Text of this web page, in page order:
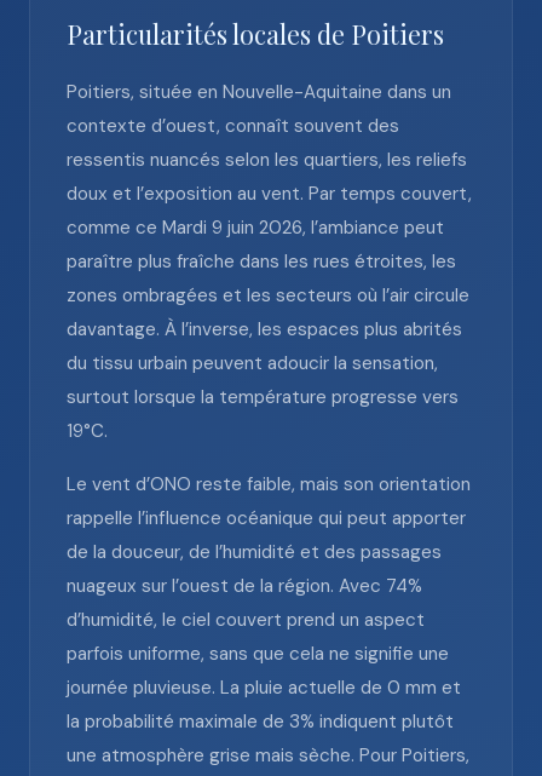
Particularités locales de Poitiers
Poitiers, située en Nouvelle-Aquitaine dans un
contexte d’ouest, connaît souvent des
ressentis nuancés selon les quartiers, les reliefs
doux et l’exposition au vent. Par temps couvert,
comme ce Mardi 9 juin 2026, l’ambiance peut
paraître plus fraîche dans les rues étroites, les
zones ombragées et les secteurs où l’air circule
davantage. À l’inverse, les espaces plus abrités
du tissu urbain peuvent adoucir la sensation,
surtout lorsque la température progresse vers
19°C.
Le vent d’ONO reste faible, mais son orientation
rappelle l’influence océanique qui peut apporter
de la douceur, de l’humidité et des passages
nuageux sur l’ouest de la région. Avec 74%
d’humidité, le ciel couvert prend un aspect
parfois uniforme, sans que cela ne signifie une
journée pluvieuse. La pluie actuelle de 0 mm et
la probabilité maximale de 3% indiquent plutôt
une atmosphère grise mais sèche. Pour Poitiers,